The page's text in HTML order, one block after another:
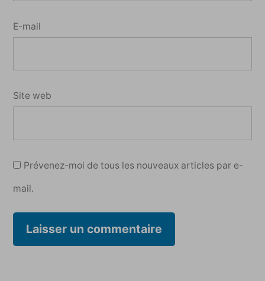
E-mail
Site web
Prévenez-moi de tous les nouveaux articles par e-
mail.